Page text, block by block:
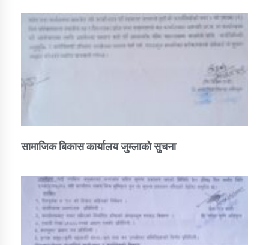
सामाजिक बिकास कार्यालय जुम्लाकाे सुचना